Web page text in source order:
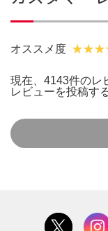
オススメ度
現在、4143件のレ
レビューを投稿す